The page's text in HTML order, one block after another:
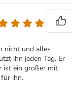
nicht und alles
ihn jeden Tag. Er
ist ein großer mit
ihn.